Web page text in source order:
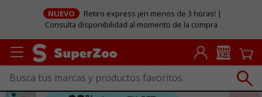
NUEVO
Retiro express ¡en menos de 3 horas! |
Consulta disponibilidad al momento de la compra